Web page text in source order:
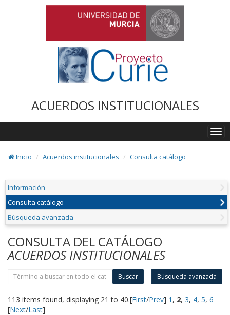
ACUERDOS INSTITUCIONALES
Inicio
Acuerdos institucionales Consulta catálogo
Información
Consulta catálogo
Búsqueda avanzada
CONSULTA DEL CATÁLOGO
ACUERDOS INSTITUCIONALES
Buscar Búsqueda avanzada
113 items found, displaying 21 to 40.[First/Prev] 1 , 2, 3, 4, 5, 6
[Next/Last]